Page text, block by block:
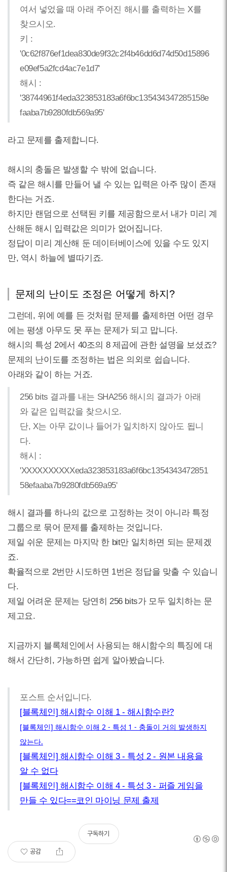
여서 넣었을 때 아래 주어진 해시를 출력하는 X를
찾으시오.
키 :
'0c62f876ef1dea830de9f32c2f4b46dd6d74d50d15896
e09ef5a2fcd4ac7e1d7'
해시 :
'38744961f4eda323853183a6f6bc135434347285158e
faaba7b9280fdb569a95'
라고 문제를 출제합니다.
해시의 충돌은 발생할 수 밖에 없습니다.
즉 같은 해시를 만들어 낼 수 있는 입력은 아주 많이 존재
한다는 거죠.
하지만 랜덤으로 선택된 키를 제공함으로서 내가 미리 계
산해둔 해시 입력값은 의미가 없어집니다.
정답이 미리 계산해 둔 데이터베이스에 있을 수도 있지
만, 역시 하늘에 별따기죠.
문제의 난이도 조정은 어떻게 하지?
그런데, 위에 예를 든 것처럼 문제를 출제하면 어떤 경우
에는 평생 아무도 못 푸는 문제가 되고 맙니다.
해시의 특성 2에서 40조의 8 제곱에 관한 설명을 보셨죠?
문제의 난이도를 조정하는 법은 의외로 쉽습니다.
아래와 같이 하는 거죠.
256 bits 결과를 내는 SHA256 해시의 결과가 아래
와 같은 입력값을 찾으시오.
단, X는 아무 값이나 들어가 일치하지 않아도 됩니
다.
해시 :
'XXXXXXXXXXeda323853183a6f6bc1354343472851
58efaaba7b9280fdb569a95'
해시 결과를 하나의 값으로 고정하는 것이 아니라 특정
그룹으로 묶어 문제를 출제하는 것입니다.
제일 쉬운 문제는 마지막 한 bit만 일치하면 되는 문제겠
죠.
확율적으로 2번만 시도하면 1번은 정답을 맞출 수 있습니
다.
제일 어려운 문제는 당연히 256 bits가 모두 일치하는 문
제고요.
지금까지 블록체인에서 사용되는 해시함수의 특징에 대
해서 간단히, 가능하면 쉽게 알아봤습니다.
포스트 순서입니다.
[블록체인] 해시함수 이해 1 - 해시함수란?
[블록체인] 해시함수 이해 2 - 특성 1 - 충돌이 거의 발생하지
않는다.
[블록체인] 해시함수 이해 3 - 특성 2 - 원본 내용을
알 수 없다
[블록체인] 해시함수 이해 4 - 특성 3 - 퍼즐 게임을
만들 수 있다==코인 마이닝 문제 출제
공감
구독하기